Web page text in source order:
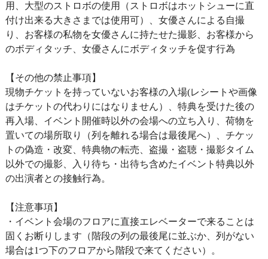
用、大型のストロボの使用（ストロボはホットシューに直
付け出来る大きさまでは使用可）、女優さんによる自撮
り、お客様の私物を女優さんに持たせた撮影、お客様から
のボディタッチ、女優さんにボディタッチを促す行為
【その他の禁止事項】
現物チケットを持っていないお客様の入場(レシートや画像
はチケットの代わりにはなりません）、特典を受けた後の
再入場、イベント開催時以外の会場への立ち入り、荷物を
置いての場所取り（列を離れる場合は最後尾へ）、チケッ
トの偽造・改変、特典物の転売、盗撮・盗聴・撮影タイム
以外での撮影、入り待ち・出待ち含めたイベント特典以外
の出演者との接触行為。
【注意事項】
・イベント会場のフロアに直接エレベーターで来ることは
固くお断りします（階段の列の最後尾に並ぶか、列がない
場合は1つ下のフロアから階段で来てください）。